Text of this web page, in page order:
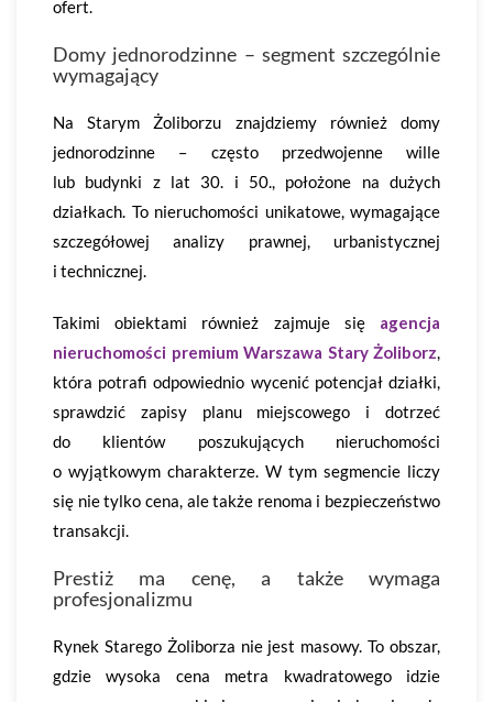
ofert.
Domy jednorodzinne – segment szczególnie
wymagający
Na Starym Żoliborzu znajdziemy również domy
jednorodzinne – często przedwojenne wille
lub budynki z lat 30. i 50., położone na dużych
działkach. To nieruchomości unikatowe, wymagające
szczegółowej analizy prawnej, urbanistycznej
i technicznej.
Takimi obiektami również zajmuje się agencja
nieruchomości premium Warszawa Stary Żoliborz,
która potrafi odpowiednio wycenić potencjał działki,
sprawdzić zapisy planu miejscowego i dotrzeć
do klientów poszukujących nieruchomości
o wyjątkowym charakterze. W tym segmencie liczy
się nie tylko cena, ale także renoma i bezpieczeństwo
transakcji.
Prestiż ma cenę, a także wymaga
profesjonalizmu
Rynek Starego Żoliborza nie jest masowy. To obszar,
gdzie wysoka cena metra kwadratowego idzie